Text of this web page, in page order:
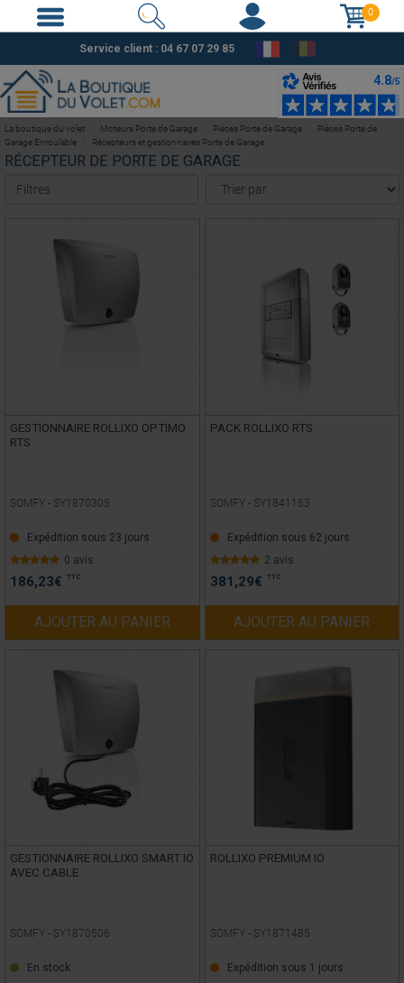
0
Service client : 04 67 07 29 85
RÉCEPTEUR DE PORTE DE GARAGE
Filtres
GESTIONNAIRE ROLLIXO OPTIMO
RTS
SOMFY - SY1870305
Expédition sous 23 jours
0 avis
186,23€ TTC
AJOUTER AU PANIER
PACK ROLLIXO RTS
SOMFY - SY1841163
Expédition sous 62 jours
2 avis
381,29€ TTC
AJOUTER AU PANIER
GESTIONNAIRE ROLLIXO SMART IO
AVEC CABLE
SOMFY - SY1870506
En stock
ROLLIXO PREMIUM IO
SOMFY - SY1871485
Expédition sous 1 jours
La boutique du volet Moteurs Porte de Garage Pièces Porte de Garage
Pièces Porte de
Garage Enroulable
Récepteurs et gestionnaires Porte de Garage